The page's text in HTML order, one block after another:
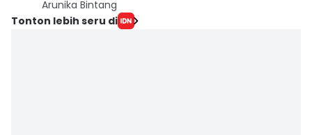
Arunika Bintang
Tonton lebih seru di